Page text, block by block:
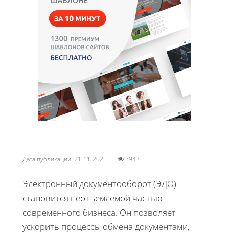
Дата публикации: 21-11-2025 3943
Электронный документооборот (ЭДО)
становится неотъемлемой частью
современного бизнеса. Он позволяет
ускорить процессы обмена документами,